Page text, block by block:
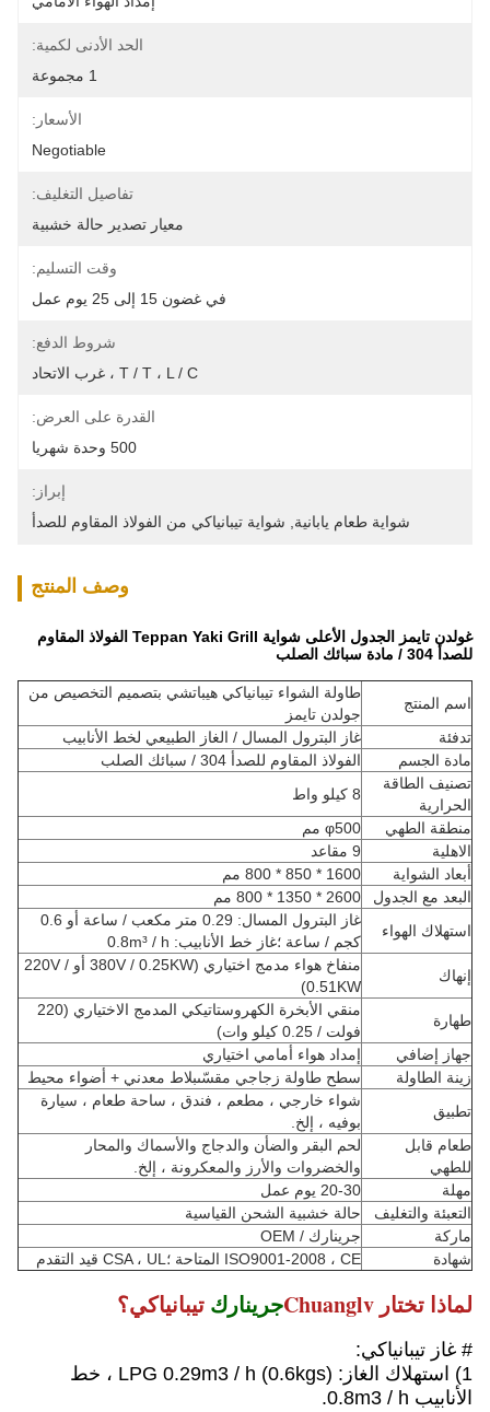
الحد الأدنى لكمية:
1 مجموعة
الأسعار:
Negotiable
تفاصيل التغليف:
معيار تصدير حالة خشبية
وقت التسليم:
في غضون 15 إلى 25 يوم عمل
شروط الدفع:
T / T ، L / C ، غرب الاتحاد
القدرة على العرض:
500 وحدة شهريا
إبراز:
شواية طعام يابانية
شواية تيبانياكي من الفولاذ المقاوم للصدأ
وصف المنتج
غولدن تايمز الجدول الأعلى شواية Teppan Yaki Grill الفولاذ المقاوم
للصدأ 304 / مادة سبائك الصلب
اسم المنتج
طاولة الشواء تيبانياكي هيباتشي بتصميم التخصيص من
جولدن تايمز
تدفئة
غاز البترول المسال / الغاز الطبيعي لخط الأنابيب
مادة الجسم
الفولاذ المقاوم للصدأ 304 / سبائك الصلب
تصنيف الطاقة
الحرارية
8 كيلو واط
منطقة الطهي
φ500 مم
الاهلية
9 مقاعد
أبعاد الشواية
1600 * 850 * 800 مم
البعد مع الجدول
2600 * 1350 * 800 مم
استهلاك الهواء
غاز البترول المسال: 0.29 متر مكعب / ساعة أو 0.6
كجم / ساعة ؛غاز خط الأنابيب: 0.8m³ / h
إنهاك
منفاخ هواء مدمج اختياري (380V / 0.25KW أو 220V /
0.51KW)
طهارة
منقي الأبخرة الكهروستاتيكي المدمج الاختياري (220
فولت / 0.25 كيلو وات)
جهاز إضافي
إمداد هواء أمامي اختياري
زينة الطاولة
سطح طاولة زجاجي مقسّىبلاط معدني + أضواء محيط
تطبيق
شواء خارجي ، مطعم ، فندق ، ساحة طعام ، سيارة
بوفيه ، إلخ.
طعام قابل
للطهي
لحم البقر والضأن والدجاج والأسماك والمحار
والخضروات والأرز والمعكرونة ، إلخ.
مهلة
20-30 يوم عمل
التعبئة والتغليف
حالة خشبية الشحن القياسية
ماركة
جرينارك / OEM
شهادة
ISO9001-2008 ، CE المتاحة ؛CSA ، UL قيد التقدم
لماذا تختار Chuanglv جرينارك تيبانياكي؟
# غاز تيبانياكي:
1) استهلاك الغاز: LPG 0.29m3 / h (0.6kgs) ، خط
الأنابيب 0.8m3 / h.